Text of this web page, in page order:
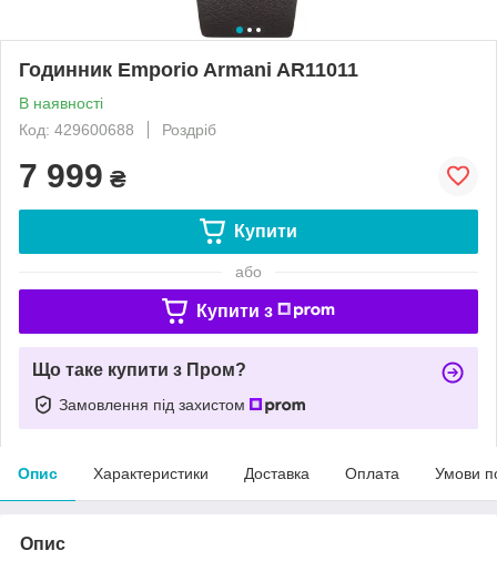
Годинник Emporio Armani AR11011
В наявності
Код: 429600688
Роздріб
7 999 ₴
Купити
або
Купити з
Що таке купити з Пром?
Замовлення під захистом
Опис Характеристики Доставка Оплата Умови
Опис